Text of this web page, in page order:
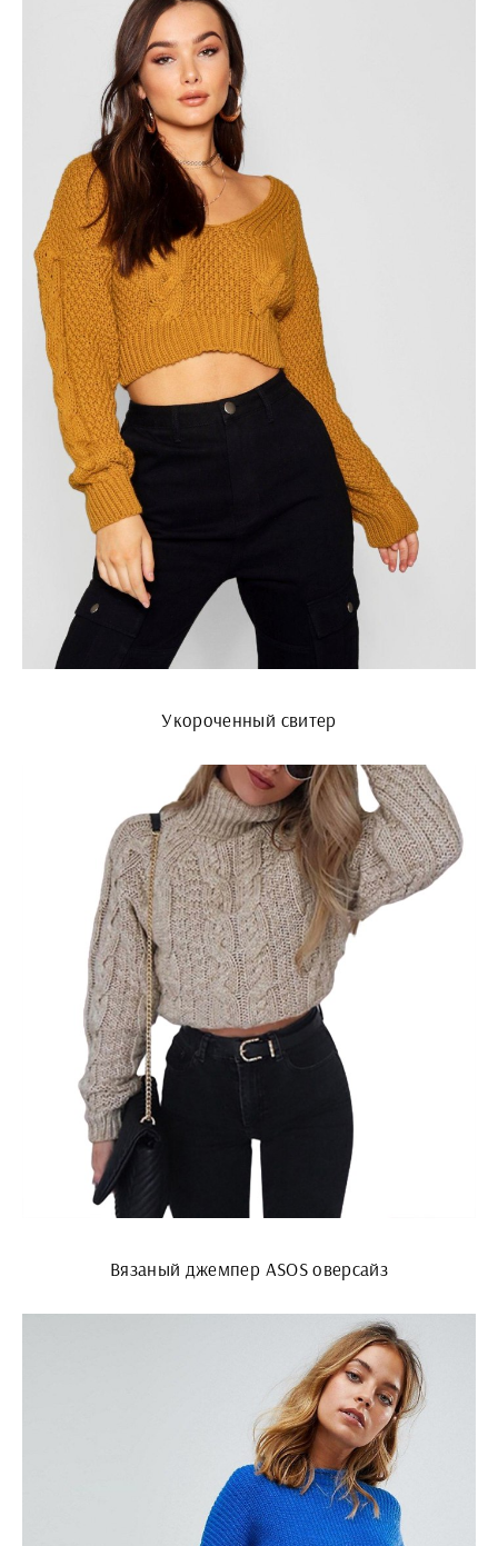
Укороченный свитер
Вязаный джемпер ASOS оверсайз